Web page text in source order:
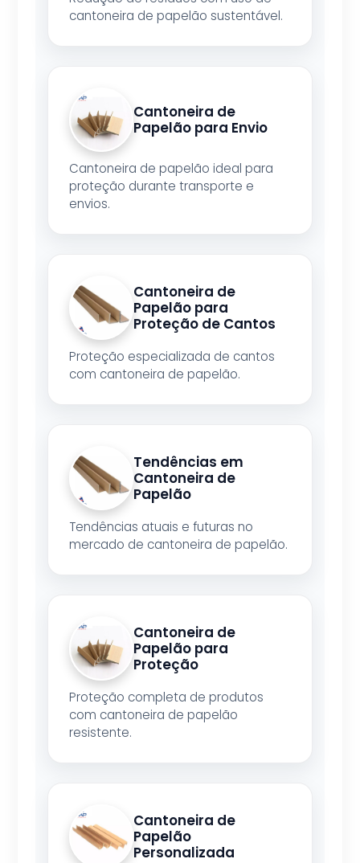
cantoneira de papelão sustentável.
Cantoneira de
Papelão para Envio
Cantoneira de papelão ideal para
proteção durante transporte e
envios.
Cantoneira de
Papelão para
Proteção de Cantos
Proteção especializada de cantos
com cantoneira de papelão.
Tendências em
Cantoneira de
Papelão
Tendências atuais e futuras no
mercado de cantoneira de papelão.
Cantoneira de
Papelão para
Proteção
Proteção completa de produtos
com cantoneira de papelão
resistente.
Cantoneira de
Papelão
Personalizada